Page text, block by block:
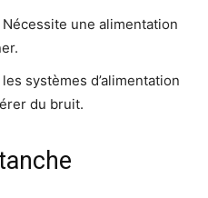
Nécessite une alimentation
systèmes d’alimentation
du bruit.